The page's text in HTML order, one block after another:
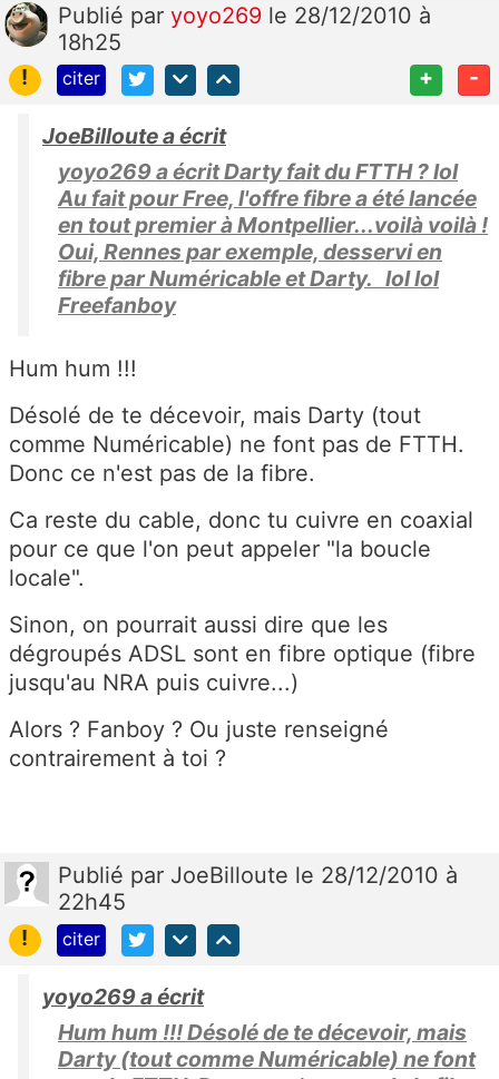
Publié par yoyo269 le 28/12/2010 à
18h25
!
citer + -
JoeBilloute a écrit
yoyo269 a écrit Darty fait du FTTH ? lol
Au fait pour Free, l'offre fibre a été lancée
en tout premier à Montpellier...voilà voilà !
Oui, Rennes par exemple, desservi en
fibre par Numéricable et Darty. lol lol
Freefanboy
Hum hum !!!
Désolé de te décevoir, mais Darty (tout
comme Numéricable) ne font pas de FTTH.
Donc ce n'est pas de la fibre.
Ca reste du cable, donc tu cuivre en coaxial
pour ce que l'on peut appeler "la boucle
locale".
Sinon, on pourrait aussi dire que les
dégroupés ADSL sont en fibre optique (fibre
jusqu'au NRA puis cuivre...)
Alors ? Fanboy ? Ou juste renseigné
contrairement à toi ?
Publié par JoeBilloute le 28/12/2010 à
22h45
!
citer
yoyo269 a écrit
Hum hum !!! Désolé de te décevoir, mais
Darty (tout comme Numéricable) ne font